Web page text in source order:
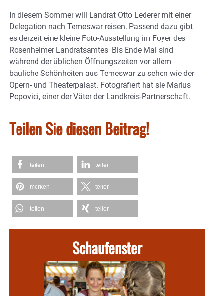
In diesem Sommer will Landrat Otto Lederer mit einer
Delegation nach Temeswar reisen. Passend dazu gibt
es derzeit eine kleine Foto-Ausstellung im Foyer des
Rosenheimer Landratsamtes. Bis Ende Mai sind
während der üblichen Öffnungszeiten vor allem
bauliche Schönheiten aus Temeswar zu sehen wie der
Opern- und Theaterpalast. Fotografiert hat sie Marius
Popovici, einer der Väter der Landkreis-Partnerschaft.
Teilen Sie diesen Beitrag!
teilen teilen
merken teilen
teilen teilen
Schaufenster